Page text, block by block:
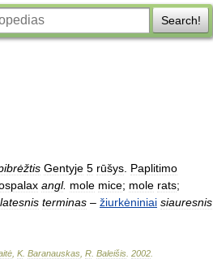
Search!
Gentyje 5 rūšys Paplitimo
angl. mole mice; mole rats;
terminas – žiurkėniniai siauresnis
K. Baranauskas R Baleišis 2002